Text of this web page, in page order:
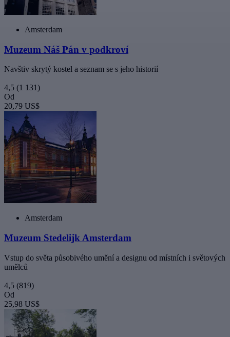
Amsterdam
Muzeum Náš Pán v podkroví
Navštiv skrytý kostel a seznam se s jeho historií
4,5 (1 131)
Od
20,79 US$
Amsterdam
Muzeum Stedelijk Amsterdam
Vstup do světa působivého umění a designu od místních i světových
umělců
4,5 (819)
Od
25,98 US$